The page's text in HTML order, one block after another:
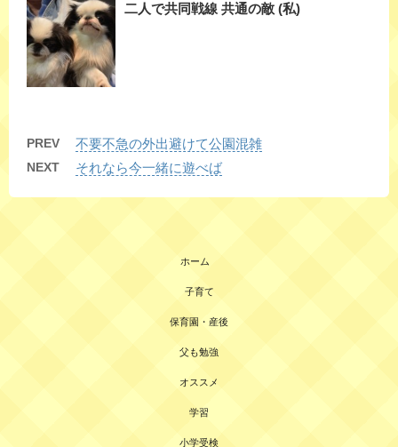
二人で共同戦線 共通の敵 (私)
PREV 不要不急の外出避けて公園混雑
NEXT それなら今一緒に遊べば
ホーム
子育て
保育園・産後
父も勉強
オススメ
学習
小学受検